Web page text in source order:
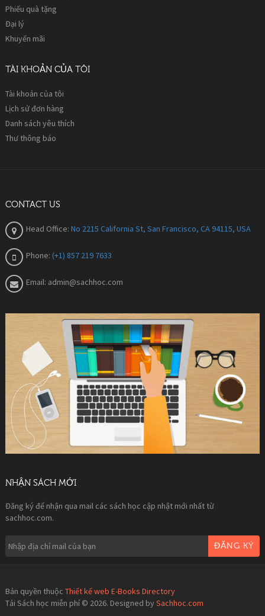
Phiếu quà tặng
Đại lý
Khuyến mãi
TÀI KHOẢN CỦA TÔI
Tài khoản của tôi
Lịch sử đơn hàng
Danh sách yêu thích
Thư thông báo
CONTACT US
Head Office: No 2215 California St, San Francisco, CA 94115, USA
Phone: (+1) 857 219 7633
Email: admin@sachhoc.com
NHẬN SÁCH MỚI
Đăng ký để nhận qua mail các sách học cập nhật mới nhất từ
sachhoc.com.
ĐĂNG KÝ
Bản quyền thuộc Thiết kế web E-Books Directory
Tải Sách học miễn phí © 2026. Designed by Sachhoc.com